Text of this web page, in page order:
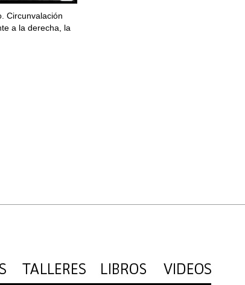
Circunvalación
a la derecha, la